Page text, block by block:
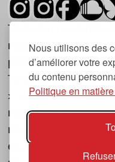
Nous utilisons des
d’améliorer votre
du contenu
Politique en
Tsugi est un
musique et les
première parution
Tsugi en japonais
», ce qui correspond
magazine, à l’affût
musicales, qu’elles
électronique, du